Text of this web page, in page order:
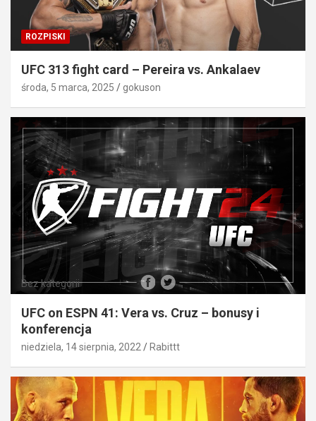
ROZPISKI
UFC 313 fight card – Pereira vs. Ankalaev
środa, 5 marca, 2025 gokuson
Bez kategorii
UFC on ESPN 41: Vera vs. Cruz – bonusy i
konferencja
niedziela, 14 sierpnia, 2022 Rabittt